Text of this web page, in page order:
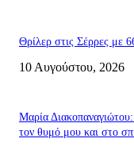
Θρίλερ στις Σέρρες με
10 Αυγούστου, 2026
Μαρία
τον θυμό μου και στο